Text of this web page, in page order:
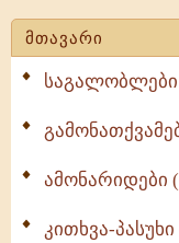
მთავარი
საგალობლები
ამონარიდები
კითხვა-პასუხი